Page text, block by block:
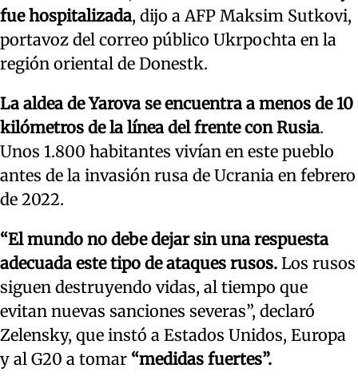
fue hospitalizada, dijo a AFP Maksim Sutkovi,
portavoz del correo público Ukrpochta en la
región oriental de Donestk.
La aldea de Yarova se encuentra a menos de 10
kilómetros de la línea del frente con Rusia.
Unos 1.800 habitantes vivían en este pueblo
antes de la invasión rusa de Ucrania en febrero
de 2022.
“El mundo no debe dejar sin una respuesta
adecuada este tipo de ataques rusos. Los rusos
siguen destruyendo vidas, al tiempo que
evitan nuevas sanciones severas”, declaró
Zelensky, que instó a Estados Unidos, Europa
y al G20 a tomar “medidas fuertes”.